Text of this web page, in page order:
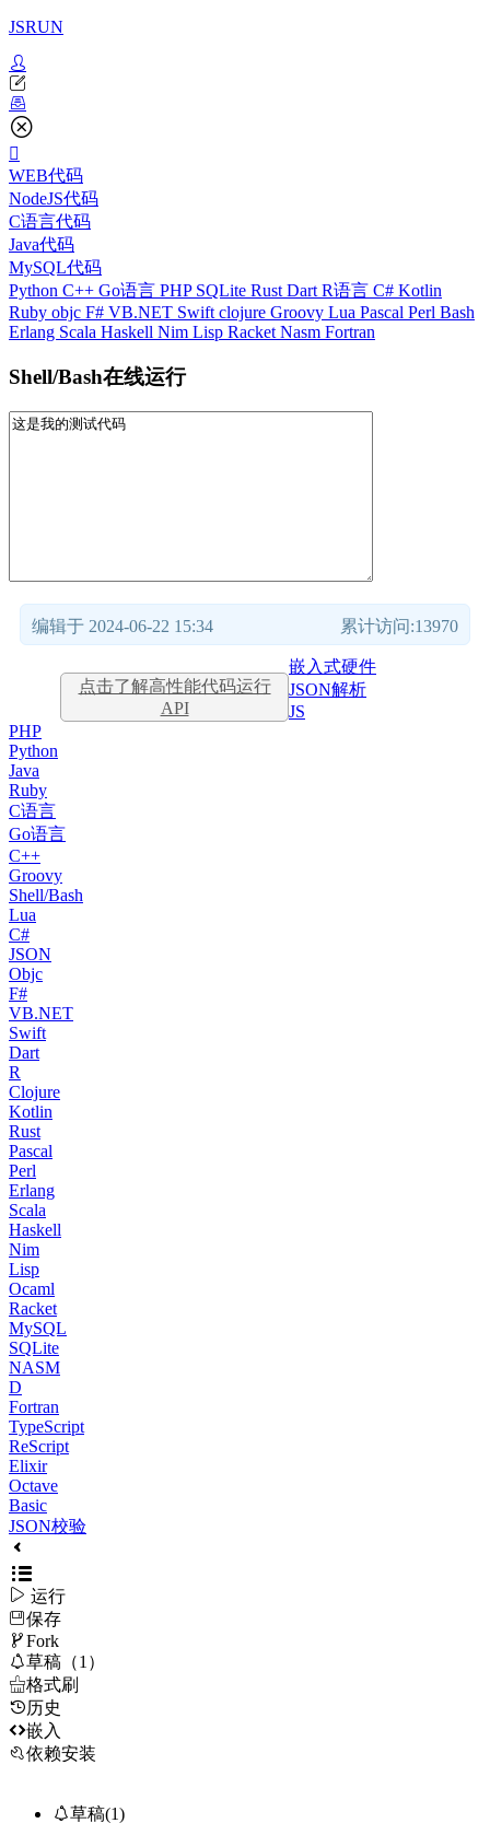
JSRUN
WEB代码
NodeJS代码
C语言代码
Java代码
MySQL代码
Python C++ Go语言 PHP SQLite Rust Dart R语言 C# Kotlin
Ruby objc F# VB.NET Swift clojure Groovy Lua Pascal Perl Bash
Erlang Scala Haskell Nim Lisp Racket Nasm Fortran
Shell/Bash在线运行
编辑于 2024-06-22 15:34 累计访问:13970
点击了解高性能代码运行
API
嵌入式硬件
JSON解析
JS
PHP
Python
Java
Ruby
C语言
Go语言
C++
Groovy
Shell/Bash
Lua
C#
JSON
Objc
F#
VB.NET
Swift
Dart
R
Clojure
Kotlin
Rust
Pascal
Perl
Erlang
Scala
Haskell
Nim
Lisp
Ocaml
Racket
MySQL
SQLite
NASM
D
Fortran
TypeScript
ReScript
Elixir
Octave
Basic
JSON校验
 运行
保存
Fork
草稿（1）
格式刷
历史
嵌入
依赖安装
草稿(1)